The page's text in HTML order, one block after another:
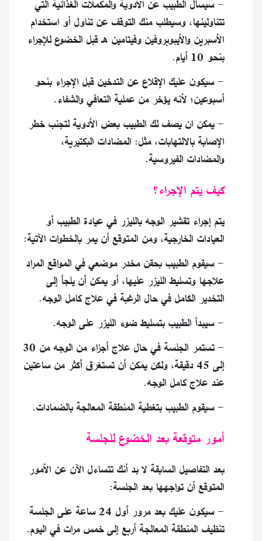
- سيسأل الطبيب عن الأدوية والمكملات الغذائية التي
تتناولينها، وسيطلب منك التوقف عن تناول أو استخدام
الأسبرين والأيبوبروفين وفيتامين هـ قبل الخضوع للإجراء
بنحو 10 أيام.
- سيكون عليك الإقلاع عن التدخين قبل الإجراء بنحو
أسبوعين؛ لأنه يؤخر من عملية التعافي والشفاء.
- يمكن ان يصف لك الطبيب بعض الأدوية لتجنب خطر
الإصابة بالالتهابات، مثل: المضادات البكتيرية،
والمضادات الفيروسية.
كيف يتم الإجراء؟
يتم إجراء تقشير الوجه بالليزر في عيادة الطبيب أو
العيادات الخارجية، ومن المتوقع أن يمر بالخطوات الآتية:
- سيقوم الطبيب بحقن مخدر موضعي في المواقع المراد
علاجها وتسليط الليزر عليها، أو يمكن أن يلجأ إلى
التخدير الكامل في حال الرغبة في علاج كامل الوجه.
- سيبدأ الطبيب بتسليط ضوء الليزر على الوجه.
- تستمر الجلسة في حال علاج أجزاء من الوجه من 30
إلى 45 دقيقة، ولكن يمكن أن تستغرق أكثر من ساعتين
عند علاج كامل الوجه.
- سيقوم الطبيب بتغطية المنطقة المعالجة بالضمادات.
أمور متوقعة بعد الخضوع للجلسة
بعد التفاصيل السابقة لا بد أنك تتساءل الآن عن الأمور
المتوقع أن تواجهها بعد الجلسة:
- سيكون عليك بعد مرور أول 24 ساعة على الجلسة
تنظيف المنطقة المعالجة أربع إلى خمس مرات في اليوم.